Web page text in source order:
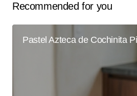
Recommended for you
Pastel Azteca de Cochinita